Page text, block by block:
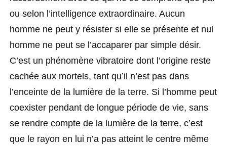
ou selon l’intelligence extraordinaire. Aucun
homme ne peut y résister si elle se présente et nul
homme ne peut se l’accaparer par simple désir.
C’est un phénomène vibratoire dont l’origine reste
cachée aux mortels, tant qu’il n’est pas dans
l’enceinte de la lumière de la terre. Si l’homme peut
coexister pendant de longue période de vie, sans
se rendre compte de la lumière de la terre, c’est
que le rayon en lui n’a pas atteint le centre même